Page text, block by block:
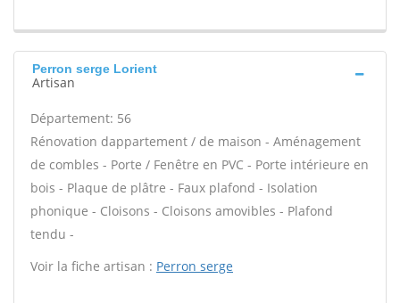
Perron serge Lorient
Artisan
Département: 56
Rénovation dappartement / de maison - Aménagement
de combles - Porte / Fenêtre en PVC - Porte intérieure en
bois - Plaque de plâtre - Faux plafond - Isolation
phonique - Cloisons - Cloisons amovibles - Plafond
tendu -
Voir la fiche artisan : Perron serge